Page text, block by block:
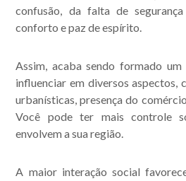
confusão, da falta de
conforto e paz de espírito.
Assim, acaba sendo formado
influenciar em diversos aspectos,
urbanísticas, presença do
Você pode ter mais controle
envolvem a sua região.
A maior interação social